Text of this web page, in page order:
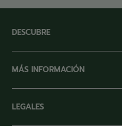
DESCUBRE
Inicio
Nuestra Empresa
Marcas Registradas
Sitio Corporativo
MÁS INFORMACIÓN
Facturación
Preguntas Frecuentes
LEGALES